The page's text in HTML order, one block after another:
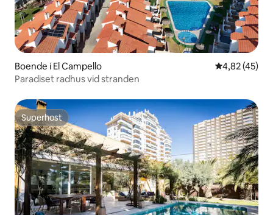
Boende i El Campello 4,82 av 5 i
4,82 (45)
Paradiset radhus vid stranden
Superhost
Superhost